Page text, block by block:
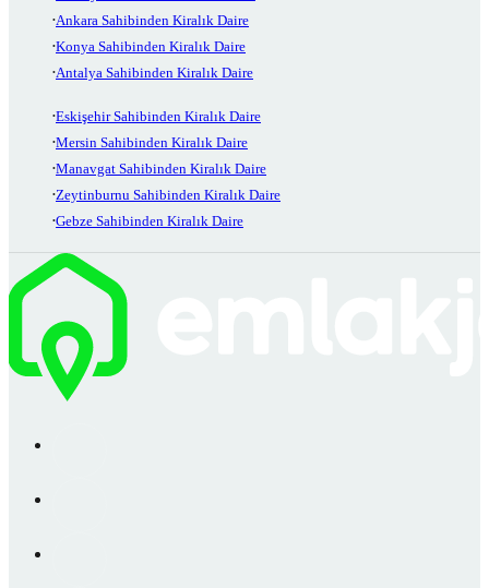
Ankara Sahibinden Kiralık Daire
Konya Sahibinden Kiralık Daire
Antalya Sahibinden Kiralık Daire
Eskişehir Sahibinden Kiralık Daire
Mersin Sahibinden Kiralık Daire
Manavgat Sahibinden Kiralık Daire
Zeytinburnu Sahibinden Kiralık Daire
Gebze Sahibinden Kiralık Daire